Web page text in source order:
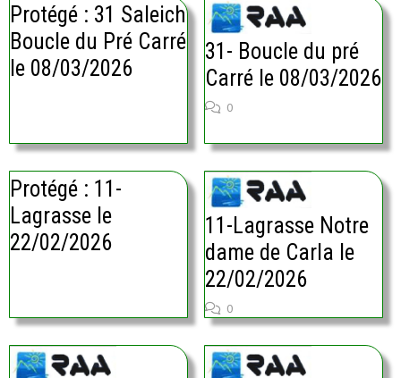
Protégé : 31 Saleich
Boucle du Pré Carré
le 08/03/2026
31- Boucle du pré
Carré le 08/03/2026
0
Protégé : 11-
Lagrasse le
22/02/2026
11-Lagrasse Notre
dame de Carla le
22/02/2026
0